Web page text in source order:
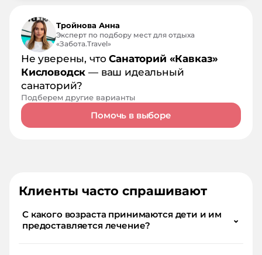
Тройнова Анна
Эксперт по подбору мест для отдыха
«Забота.Travel»
Не уверены, чтоСанаторий «Кавказ»
Кисловодск — ваш идеальный
санаторий?
Подберем другие варианты
Помочь в выборе
Клиенты часто спрашивают
С какого возраста принимаются дети и им
предоставляется лечение?
⌄